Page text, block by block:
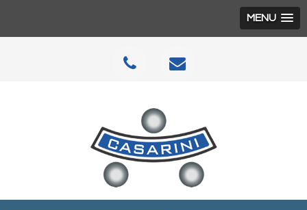
MENU